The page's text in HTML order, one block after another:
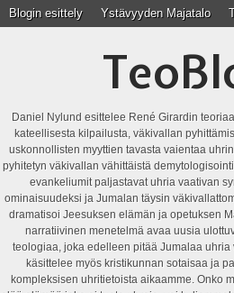
Blogin esittely Ystävyyden Majatalo
Daniel Nylund esittelee René Girardin
kateellisesta kilpailusta, väkivallan
uskonnollisten myyttien tavasta vaientaa
pyhitetyn väkivallan vähittäistä
evankeliumit paljastavat uhria vaativan
ominaisuudeksi ja Jumalan täysin
dramatisoi Jeesuksen elämän ja opetuksen
narratiivinen menetelmä avaa uusia
teologiaa, joka edelleen pitää Jumalaa
käsittelee myös kristikunnan sotaisaa ja
kompleksisen uhritietoista aikaamme. Onko